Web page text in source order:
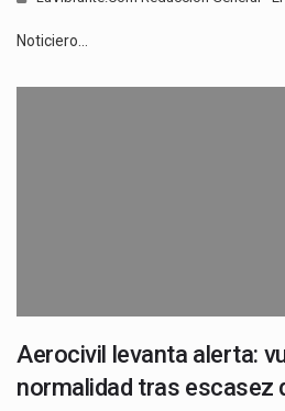
Noticiero…
Aerocivil levanta alerta:
normalidad tras escasez